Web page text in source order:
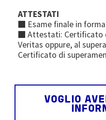
ATTESTATI
■ Esame finale in
■ Attestati: Certificato
Veritas oppure, al
Certificato di
VOGLIO